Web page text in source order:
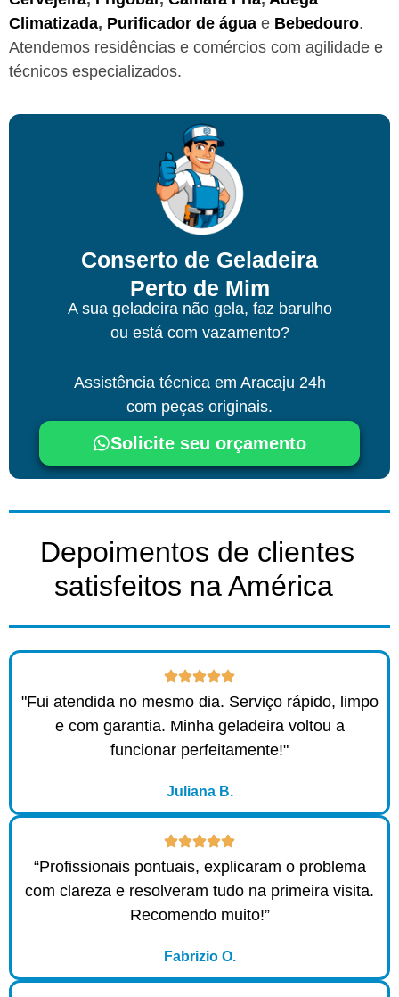
Climatizada, Purificador de água e Bebedouro.
Atendemos residências e comércios com agilidade e
técnicos especializados.
Conserto de Geladeira
Perto de Mim
A sua geladeira não gela, faz barulho
ou está com vazamento?
Assistência técnica em Aracaju 24h
com peças originais.
Solicite seu orçamento
Depoimentos de clientes
satisfeitos na América ​
"Fui atendida no mesmo dia. Serviço rápido, limpo
e com garantia. Minha geladeira voltou a
funcionar perfeitamente!"
Juliana B.
“Profissionais pontuais, explicaram o problema
com clareza e resolveram tudo na primeira visita.
Recomendo muito!”
Fabrizio O.